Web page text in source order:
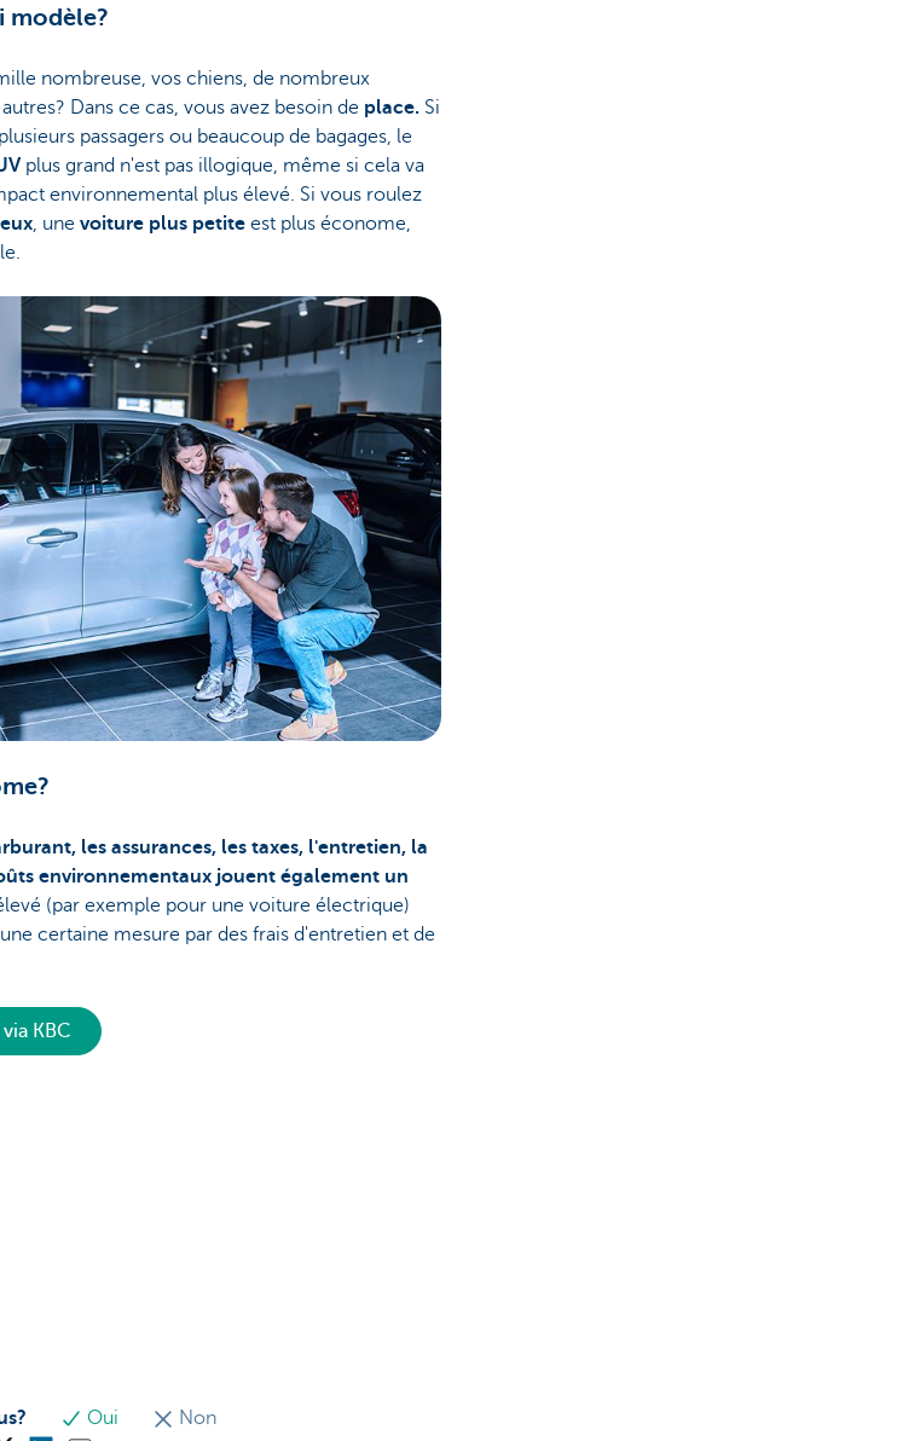
modèle?
nombreuse, vos chiens, de nombreux
Dans ce cas, vous avez besoin de place. Si
passagers ou beaucoup de bagages, le
plus grand n'est pas illogique, même si cela va
environnemental plus élevé. Si vous roulez
, une voiture plus petiteest plus économe,
les assurances, les taxes, l'entretien, la
environnementaux jouent également un
(par exemple pour une voiture électrique)
certaine mesure par des frais d'entretien et de
KBC
Oui Non